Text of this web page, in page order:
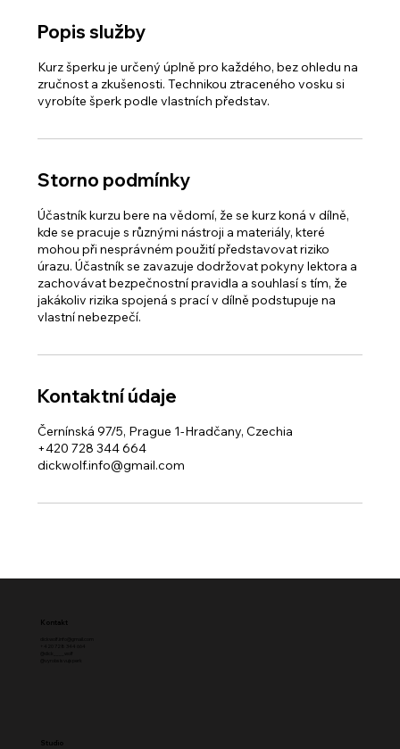
Popis služby
Kurz šperku je určený úplně pro každého, bez ohledu na
zručnost a zkušenosti. Technikou ztraceného vosku si
vyrobíte šperk podle vlastních představ.
Storno podmínky
Účastník kurzu bere na vědomí, že se kurz koná v dílně,
kde se pracuje s různými nástroji a materiály, které
mohou při nesprávném použití představovat riziko
úrazu. Účastník se zavazuje dodržovat pokyny lektora a
zachovávat bezpečnostní pravidla a souhlasí s tím, že
jakákoliv rizika spojená s prací v dílně podstupuje na
vlastní nebezpečí.
Kontaktní údaje
Černínská 97/5, Prague 1-Hradčany, Czechia
+420 728 344 664
dickwolf.info@gmail.com
Kontakt
dickwolf.info@gmail.com
+420 728 344 664
@dick____wolf
Studio